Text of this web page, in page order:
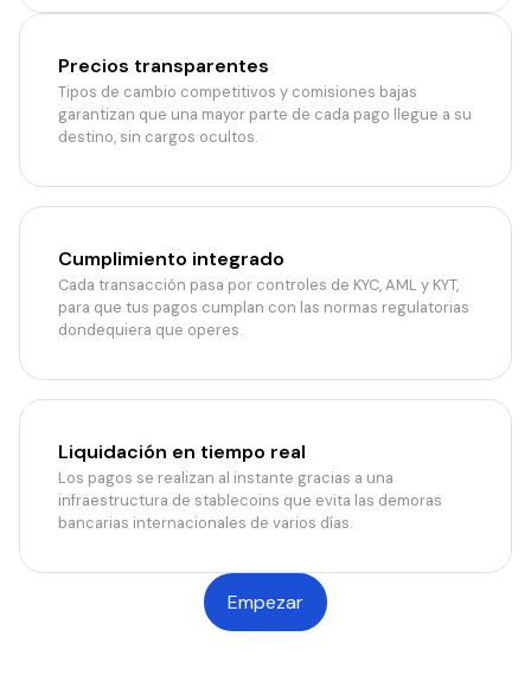
Precios transparentes
Tipos de cambio competitivos y comisiones bajas
garantizan que una mayor parte de cada pago llegue a su
destino, sin cargos ocultos.
Cumplimiento integrado
Cada transacción pasa por controles de KYC, AML y KYT,
para que tus pagos cumplan con las normas regulatorias
dondequiera que operes.
Liquidación en tiempo real
Los pagos se realizan al instante gracias a una
infraestructura de stablecoins que evita las demoras
bancarias internacionales de varios días.
Empezar